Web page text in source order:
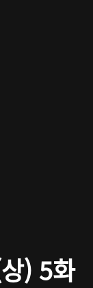
) 5화